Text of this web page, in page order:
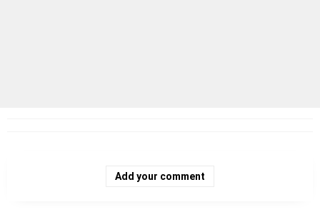
Add your comment